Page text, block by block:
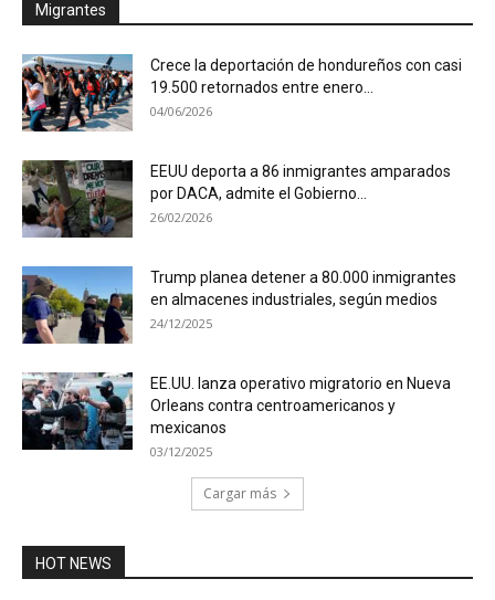
Migrantes
Crece la deportación de hondureños con casi
19.500 retornados entre enero...
04/06/2026
EEUU deporta a 86 inmigrantes amparados
por DACA, admite el Gobierno...
26/02/2026
Trump planea detener a 80.000 inmigrantes
en almacenes industriales, según medios
24/12/2025
EE.UU. lanza operativo migratorio en Nueva
Orleans contra centroamericanos y
mexicanos
03/12/2025
Cargar más
HOT NEWS